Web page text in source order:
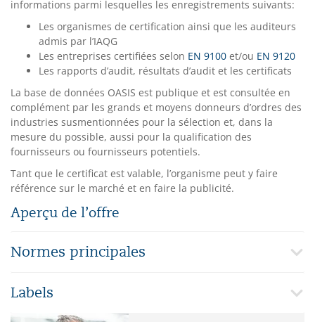
informations parmi lesquelles les enregistrements suivants:
Les organismes de certification ainsi que les auditeurs
admis par l’IAQG
Les entreprises certifiées selon EN 9100 et/ou EN 9120
Les rapports d’audit, résultats d’audit et les certificats
La base de données OASIS est publique et est consultée en
complément par les grands et moyens donneurs d’ordres des
industries susmentionnées pour la sélection et, dans la
mesure du possible, aussi pour la qualification des
fournisseurs ou fournisseurs potentiels.
Tant que le certificat est valable, l’organisme peut y faire
référence sur le marché et en faire la publicité.
Aperçu de l’offre
Normes principales
Labels